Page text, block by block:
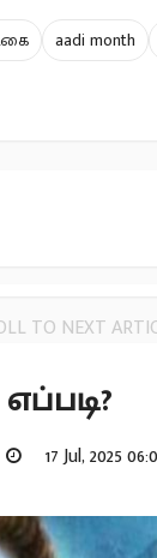
aadi month
TO NEXT
17 Jul, 2025